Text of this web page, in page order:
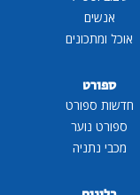
אנשים
אוכל ומתכונים
ספורט
חדשות ספורט
ספורט נוער
מכבי נתניה